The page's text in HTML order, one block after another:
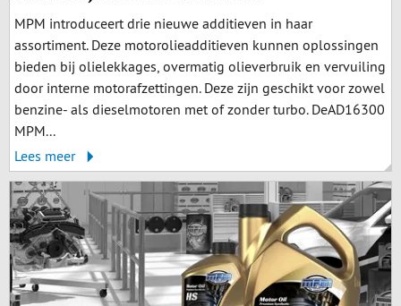
MPM introduceert drie nieuwe additieven in haar
assortiment. Deze motorolieadditieven kunnen oplossingen
bieden bij olielekkages, overmatig olieverbruik en vervuiling
door interne motorafzettingen. Deze zijn geschikt voor zowel
benzine- als dieselmotoren met of zonder turbo. DeAD16300
MPM...
Lees meer